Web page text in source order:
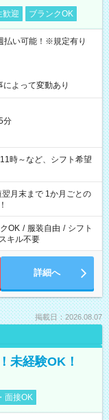
歓迎 ブランクOK
払い可能！※規定有り
よって変動あり
分
時～など、シフト希望
翌月末まで 1か月ごとの
OK / 服装自由 / シフト
キル不要
詳細へ
掲載日：2026.08.07
未経験OK！
面接OK